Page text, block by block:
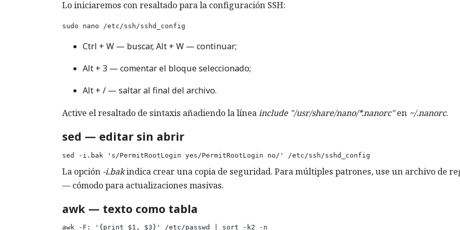
Lo iniciaremos con resaltado para la configuración SSH:
sudo nano /etc/ssh/sshd_config
Ctrl + W — buscar, Alt + W — continuar;
Alt + 3 — comentar el bloque seleccionado;
Alt + / — saltar al final del archivo.
Active el resaltado de sintaxis añadiendo la líneainclude "/usr/share/nano/*.nanorc"en ~/.nanorc.
sed — editar sin abrir
sed -i.bak 's/PermitRootLogin yes/PermitRootLogin no/' /etc/ssh/sshd_config
La opción -i.bakindica crear una copia de seguridad. Para múltiples patrones, use un archivo de
— cómodo para actualizaciones masivas.
awk — texto como tabla
awk -F: '{print $1, $3}' /etc/passwd | sort -k2 -n